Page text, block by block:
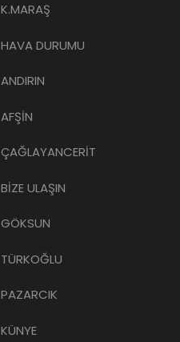
K.MARAŞ
HAVA DURUMU
ANDIRIN
AFŞİN
ÇAĞLAYANCERİT
BİZE ULAŞIN
GÖKSUN
TÜRKOĞLU
PAZARCIK
KÜNYE